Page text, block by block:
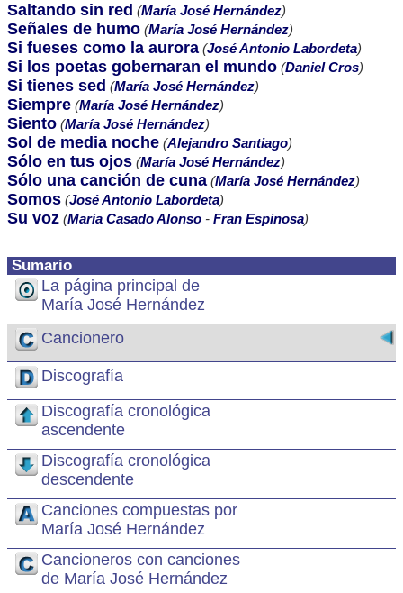
Sumario
La página principal de
María José Hernández
Cancionero
Discografía
Discografía cronológica
ascendente
Discografía cronológica
descendente
Canciones compuestas por
María José Hernández
Cancioneros con canciones
de María José Hernández
Saltando sin red (María José Hernández)
Señales de humo (María José Hernández)
Si fueses como la aurora (José Antonio Labordeta)
Si los poetas gobernaran el mundo (Daniel Cros)
Si tienes sed (María José Hernández)
Siempre (María José Hernández)
Siento (María José Hernández)
Sol de media noche (Alejandro Santiago)
Sólo en tus ojos (María José Hernández)
Sólo una canción de cuna (María José Hernández)
Somos (José Antonio Labordeta)
Su voz (María Casado Alonso - Fran Espinosa)